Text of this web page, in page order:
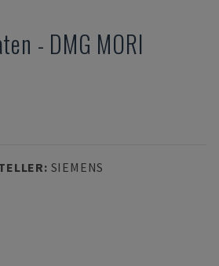
- DMG MORI
: SIEMENS